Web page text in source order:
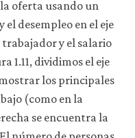
oferta usando un
desempleo en el eje
y el salario
1.11, dividimos el eje
los principales
(como en la
se encuentra la